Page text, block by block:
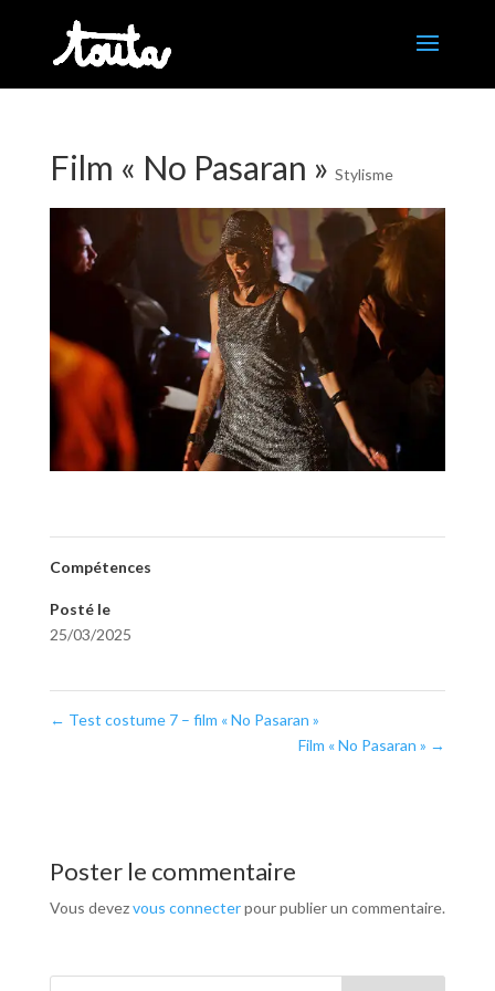
Film « No Pasaran » Stylisme
Compétences
Posté le
25/03/2025
← Test costume 7 – film « No Pasaran »
Film « No Pasaran » →
Poster le commentaire
Vous devezvous connecterpour publier un commentaire.